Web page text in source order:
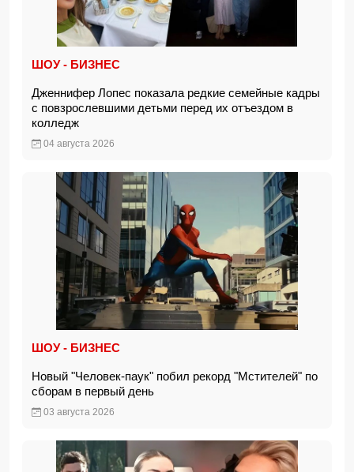
ШОУ - БИЗНЕС
Дженнифер Лопес показала редкие семейные кадры
с повзрослевшими детьми перед их отъездом в
колледж
04 августа 2026
ШОУ - БИЗНЕС
Новый "Человек-паук" побил рекорд "Мстителей" по
сборам в первый день
03 августа 2026